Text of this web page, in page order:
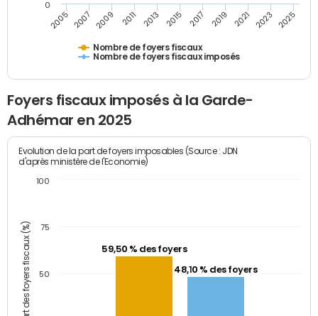
Nombre de foyers fiscaux
Nombre de foyers fiscaux imposés
2005 2007 2009 2011 2013 2015 2017 2019 2021 2023 2025
0
Foyers fiscaux imposés à la Garde-
Adhémar en 2025
Part des foyers fiscaux (%)
Evolution de la part de foyers imposables (Source : JDN
d'après ministère de l'Economie)
59,50 % des foyers
48,10 % des foyers
50
75
100